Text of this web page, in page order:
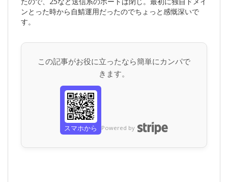
ンとった時から自鯖運用だったのでちょっと感慨深いで
す。
この記事がお役に立ったなら簡単にカンパで
きます。
スマホから Powered by